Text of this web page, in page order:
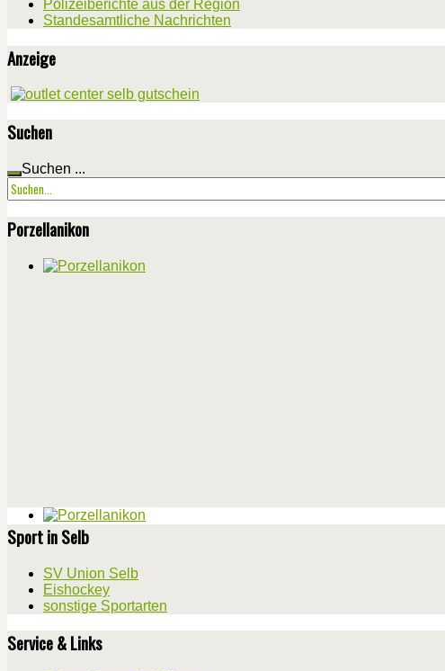
Polizeiberichte aus der Region
Standesamtliche Nachrichten
Anzeige
Suchen
Suchen ...
Porzellanikon
Sport in Selb
SV Union Selb
Eishockey
sonstige Sportarten
Service & Links